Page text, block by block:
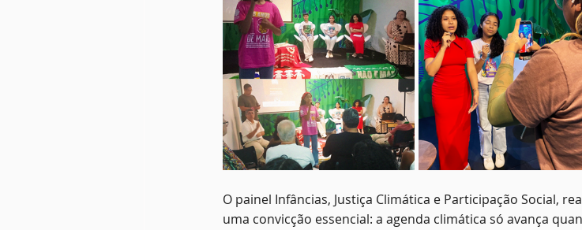
O painel Infâncias, Justiça Climática e Participação Social,
uma convicção essencial: a agenda climática só avança